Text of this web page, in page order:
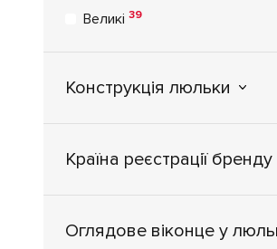
Великі 39
Конструкція люльки
Країна реєстрації бренду
Оглядове віконце у